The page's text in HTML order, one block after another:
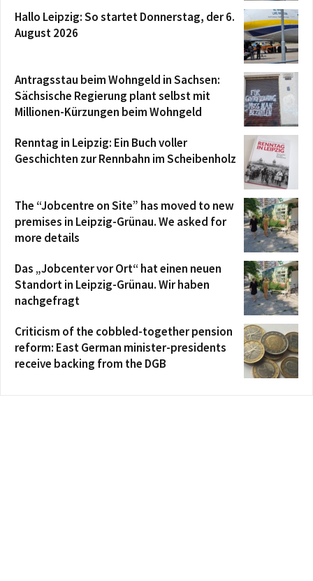
Hallo Leipzig: So startet Donnerstag, der 6.
August 2026
Antragsstau beim Wohngeld in Sachsen:
Sächsische Regierung plant selbst mit
Millionen-Kürzungen beim Wohngeld
Renntag in Leipzig: Ein Buch voller
Geschichten zur Rennbahn im Scheibenholz
The “Jobcentre on Site” has moved to new
premises in Leipzig-Grünau. We asked for
more details
Das „Jobcenter vor Ort“ hat einen neuen
Standort in Leipzig-Grünau. Wir haben
nachgefragt
Criticism of the cobbled-together pension
reform: East German minister-presidents
receive backing from the DGB